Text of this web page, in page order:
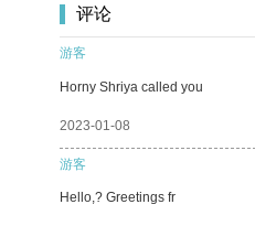
评论
游客
Horny Shriya called you
2023-01-08
游客
Hello,? Greetings fr